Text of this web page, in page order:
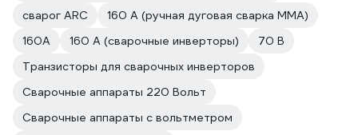
сварог ARC
160 А (ручная дуговая сварка MMA)
160А
160 А (сварочные инверторы)
70 В
Транзисторы для сварочных инверторов
Сварочные аппараты 220 Вольт
Сварочные аппараты с вольтметром